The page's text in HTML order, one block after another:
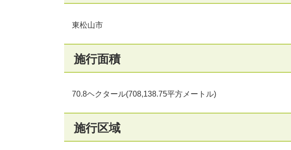
東松山市
施行面積
70.8ヘクタール(708,138.75平方メートル)
施行区域